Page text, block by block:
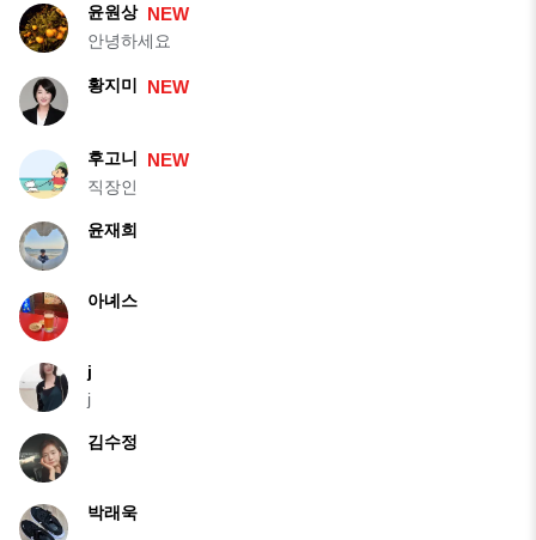
윤원상 NEW
안녕하세요
황지미 NEW
후고니 NEW
직장인
윤재희
아녜스
j
j
김수정
박래욱